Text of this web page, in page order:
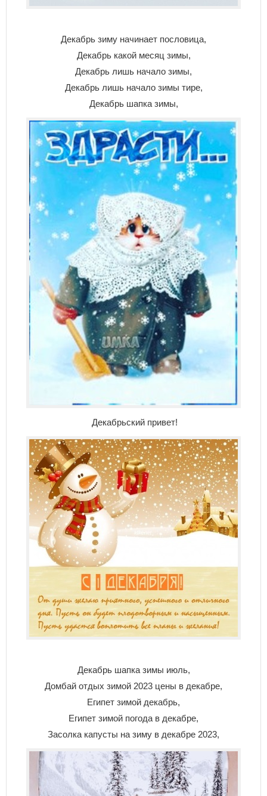
Декабрь зиму начинает пословица,
Декабрь какой месяц зимы,
Декабрь лишь начало зимы,
Декабрь лишь начало зимы тире,
Декабрь шапка зимы,
Декабрьский привет!
Декабрь шапка зимы июль,
Домбай отдых зимой 2023 цены в декабре,
Египет зимой декабрь,
Египет зимой погода в декабре,
Засолка капусты на зиму в декабре 2023,